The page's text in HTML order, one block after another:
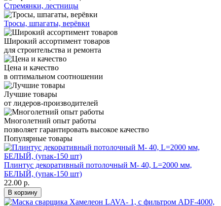
Стремянки, лестницы
Тросы, шпагаты, верёвки
Широкий ассортимент товаров
для строительства и ремонта
Цена и качество
в оптимальном соотношении
Лучшие товары
от лидеров-производителей
Многолетний опыт работы
позволяет гарантировать высокое качество
Популярные товары
Плинтус декоративный потолочный M- 40, L=2000 мм,
БЕЛЫЙ, (упак-150 шт)
22.00 р.
В корзину